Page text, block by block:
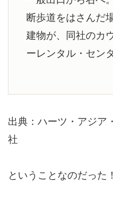
断歩道をはさんだ
建物が、同社のカ
ーレンタル・セン
出典：ハーツ・アジア
社
ということなのだった